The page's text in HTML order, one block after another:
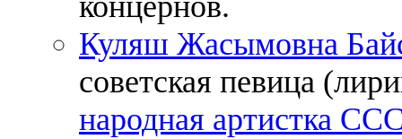
Куляш Жасымовна
советская певица
народная артистка